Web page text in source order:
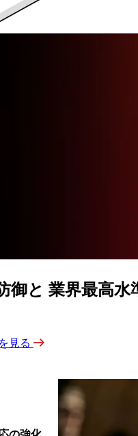
御と 業界最高水
見る